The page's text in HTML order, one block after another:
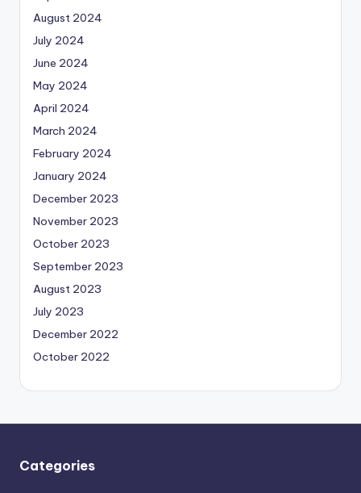
August 2024
July 2024
June 2024
May 2024
April 2024
March 2024
February 2024
January 2024
December 2023
November 2023
October 2023
September 2023
August 2023
July 2023
December 2022
October 2022
Categories